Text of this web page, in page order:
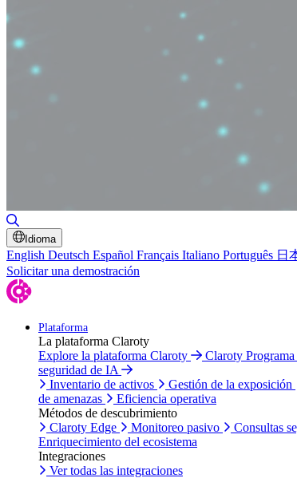
Idioma
English Deutsch Español Français Italiano Português 日
Solicitar una demostración
Plataforma
La plataforma Claroty
Explore la plataforma Claroty
Claroty
seguridad de IA
Inventario de activos
Gestión de la exposición
de amenazas
Eficiencia operativa
Métodos de descubrimiento
Claroty Edge
Monitoreo pasivo Consultas
Enriquecimiento del ecosistema
Integraciones
Ver todas las integraciones